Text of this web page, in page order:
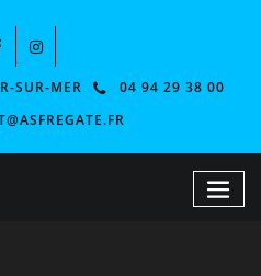
SUR-MER
04 94 29 38 00